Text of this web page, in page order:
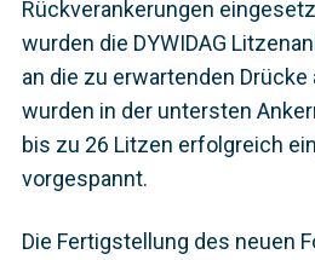
Rückverankerungen
wurden die DYWIDAG
an die zu erwartenden Drücke
wurden in der untersten
bis zu 26 Litzen erfolgreich
vorgespannt.
Die Fertigstellung des neuen